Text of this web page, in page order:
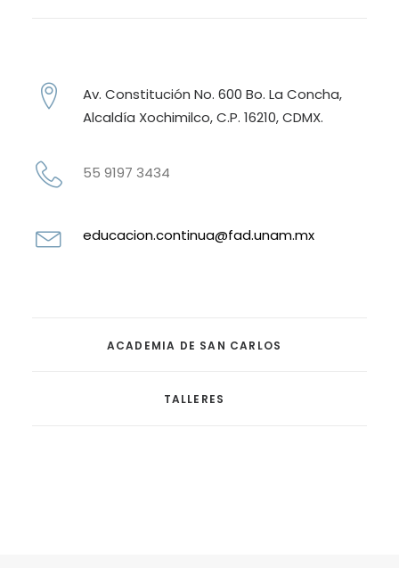
Av. Constitución No. 600 Bo. La Concha,
Alcaldía Xochimilco, C.P. 16210, CDMX.
55 9197 3434
educacion.continua@fad.unam.mx
ACADEMIA DE SAN CARLOS
TALLERES